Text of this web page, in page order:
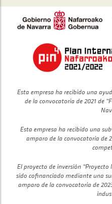
Esta empresa ha recibido una
de la convocatoria de 2021 de
Esta empresa ha recibido una
amparo de la convocatoria de
El proyecto de inversión “Proyecto
sido cofinanciado mediante una
amparo de la convocatoria de